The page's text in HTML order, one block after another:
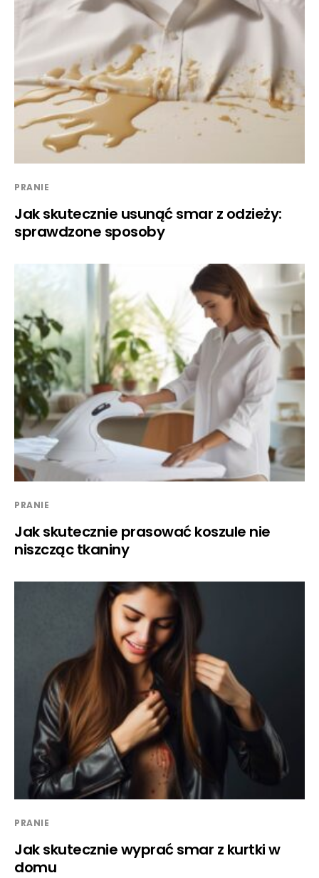
PRANIE
Jak skutecznie usunąć smar z odzieży:
sprawdzone sposoby
PRANIE
Jak skutecznie prasować koszule nie
niszcząc tkaniny
PRANIE
Jak skutecznie wyprać smar z kurtki w
domu